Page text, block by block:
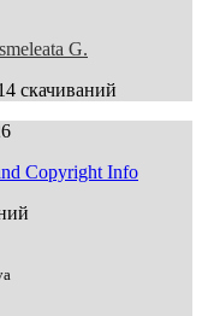
G.
скачиваний
Copyright Info